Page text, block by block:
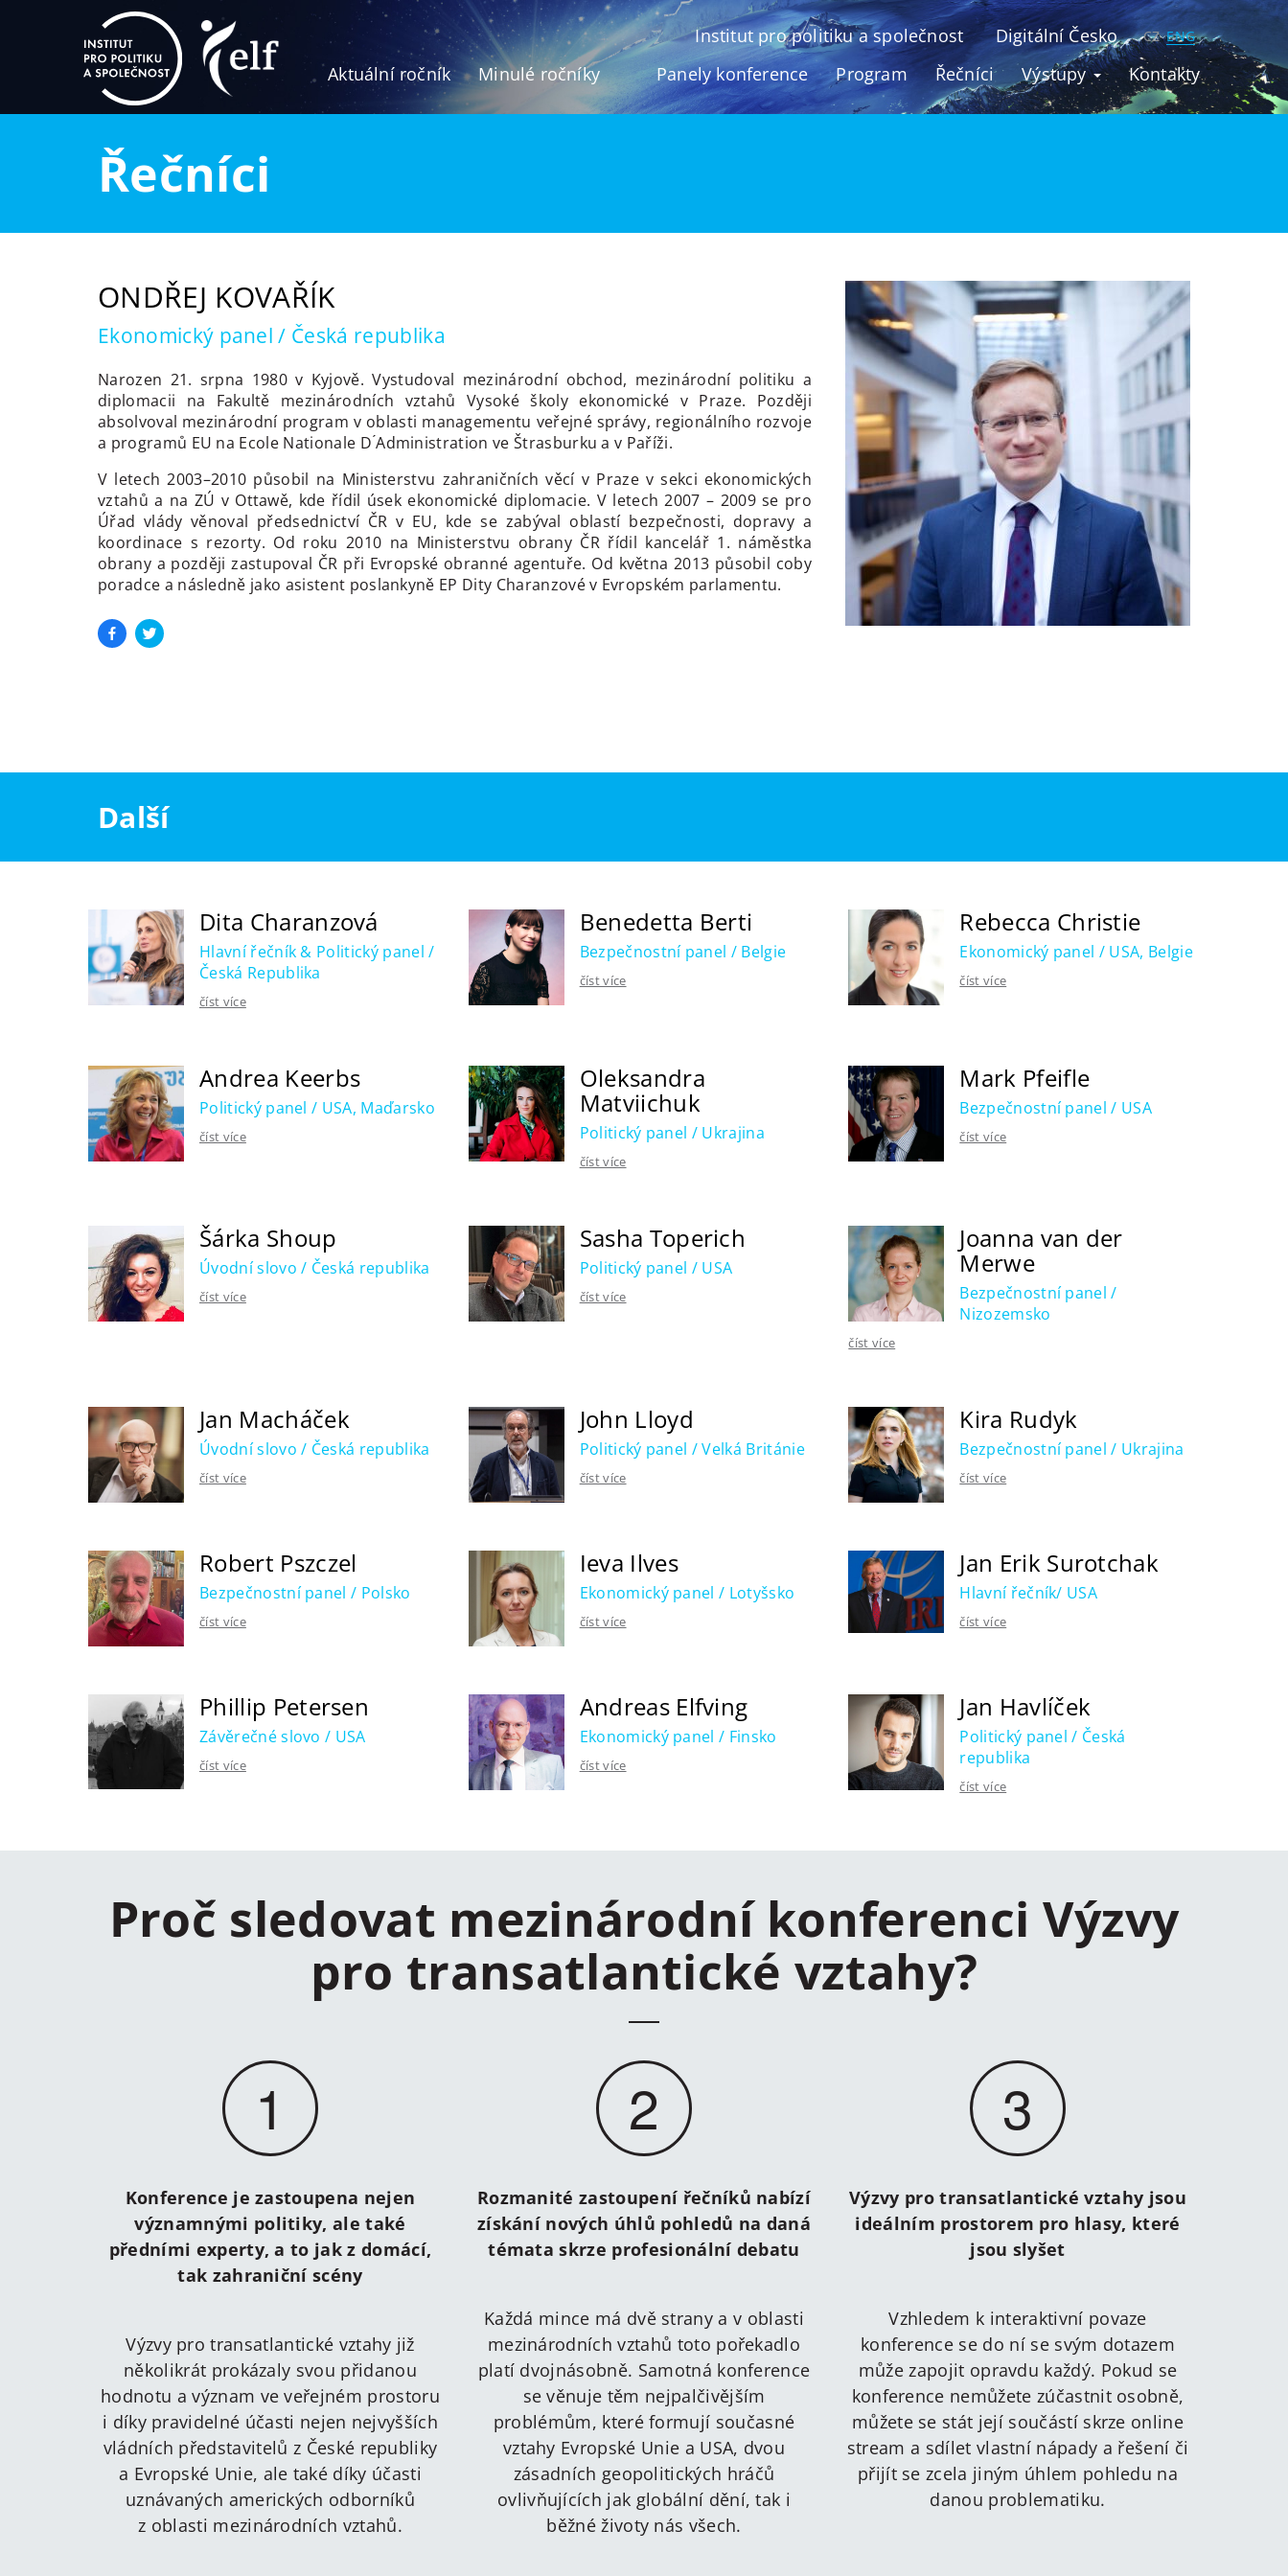
Aktuální ročník Minulé ročníky Panely konference Program Řečníci Výstupy Kontakty
Institut pro politiku a společnost Digitální Česko CZ ENG
Řečníci
ONDŘEJ KOVAŘÍK
Ekonomický panel / Česká republika
Narozen 21. srpna 1980 v Kyjově. Vystudoval mezinárodní obchod, mezinárodní politiku a
diplomacii na Fakultě mezinárodních vztahů Vysoké školy ekonomické v Praze. Později
absolvoval mezinárodní program v oblasti managementu veřejné správy, regionálního rozvoje
a programů EU na Ecole Nationale D ́Administration ve Štrasburku a v Paříži.
V letech 2003–2010 působil na Ministerstvu zahraničních věcí v Praze v sekci ekonomických
vztahů a na ZÚ v Ottawě, kde řídil úsek ekonomické diplomacie. V letech 2007 – 2009 se pro
Úřad vlády věnoval předsednictví ČR v EU, kde se zabýval oblastí bezpečnosti, dopravy a
koordinace s rezorty. Od roku 2010 na Ministerstvu obrany ČR řídil kancelář 1. náměstka
obrany a později zastupoval ČR při Evropské obranné agentuře. Od května 2013 působil coby
poradce a následně jako asistent poslankyně EP Dity Charanzové v Evropském parlamentu.
Další
Dita Charanzová
Hlavní řečník & Politický panel /
Česká Republika
číst více
Benedetta Berti
Bezpečnostní panel / Belgie
číst více
Rebecca Christie
Ekonomický panel / USA, Belgie
číst více
Andrea Keerbs
Politický panel / USA, Maďarsko
číst více
Oleksandra
Matviichuk
Politický panel / Ukrajina
číst více
Mark Pfeifle
Bezpečnostní panel / USA
číst více
Šárka Shoup
Úvodní slovo / Česká republika
číst více
Sasha Toperich
Politický panel / USA
číst více
Joanna van der
Merwe
Bezpečnostní panel /
Nizozemsko
číst více
Jan Macháček
Úvodní slovo / Česká republika
číst více
John Lloyd
Politický panel / Velká Británie
číst více
Kira Rudyk
Bezpečnostní panel / Ukrajina
číst více
Robert Pszczel
Bezpečnostní panel / Polsko
číst více
Ieva Ilves
Ekonomický panel / Lotyšsko
číst více
Jan Erik Surotchak
Hlavní řečník/ USA
číst více
Phillip Petersen
Závěrečné slovo / USA
číst více
Andreas Elfving
Ekonomický panel / Finsko
číst více
Jan Havlíček
Politický panel / Česká
republika
číst více
Proč sledovat mezinárodní konferenci Výzvy
pro transatlantické vztahy?
1
Konference je zastoupena nejen
významnými politiky, ale také
předními experty, a to jak z domácí,
tak zahraniční scény
Výzvy pro transatlantické vztahy již
několikrát prokázaly svou přidanou
hodnotu a význam ve veřejném prostoru
i díky pravidelné účasti nejen nejvyšších
vládních představitelů z České republiky
a Evropské Unie, ale také díky účasti
uznávaných amerických odborníků
z oblasti mezinárodních vztahů.
2
Rozmanité zastoupení řečníků nabízí
získání nových úhlů pohledů na daná
témata skrze profesionální debatu
Každá mince má dvě strany a v oblasti
mezinárodních vztahů toto pořekadlo
platí dvojnásobně. Samotná konference
se věnuje těm nejpalčivějším
problémům, které formují současné
vztahy Evropské Unie a USA, dvou
zásadních geopolitických hráčů
ovlivňujících jak globální dění, tak i
běžné životy nás všech.
3
Výzvy pro transatlantické vztahy jsou
ideálním prostorem pro hlasy, které
jsou slyšet
Vzhledem k interaktivní povaze
konference se do ní se svým dotazem
může zapojit opravdu každý. Pokud se
konference nemůžete zúčastnit osobně,
můžete se stát její součástí skrze online
stream a sdílet vlastní nápady a řešení či
přijít se zcela jiným úhlem pohledu na
danou problematiku.